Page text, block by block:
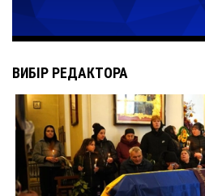
ВИБІР РЕДАКТОРА